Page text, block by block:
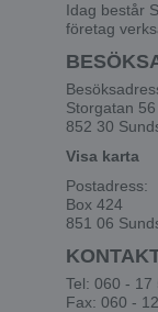
Idag består
företag
Storgatan
852 30
Visa karta
Postadress:
Box 424
851 06
Tel: 060 - 17
Fax: 060 -